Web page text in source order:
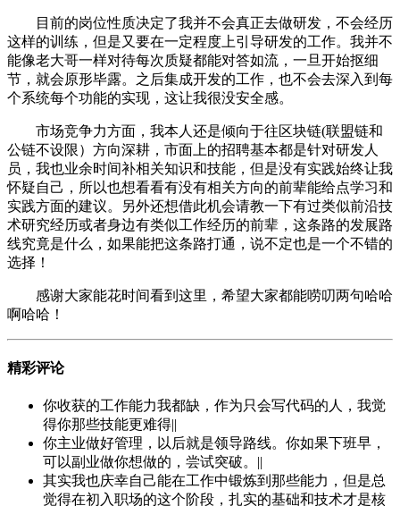
目前的岗位性质决定了我并不会真正去做研发，不会经历
这样的训练，但是又要在一定程度上引导研发的工作。我并不
能像老大哥一样对待每次质疑都能对答如流，一旦开始抠细
节，就会原形毕露。之后集成开发的工作，也不会去深入到每
个系统每个功能的实现，这让我很没安全感。
市场竞争力方面，我本人还是倾向于往区块链(联盟链和
公链不设限）方向深耕，市面上的招聘基本都是针对研发人
员，我也业余时间补相关知识和技能，但是没有实践始终让我
怀疑自己，所以也想看看有没有相关方向的前辈能给点学习和
实践方面的建议。另外还想借此机会请教一下有过类似前沿技
术研究经历或者身边有类似工作经历的前辈，这条路的发展路
线究竟是什么，如果能把这条路打通，说不定也是一个不错的
选择！
感谢大家能花时间看到这里，希望大家都能唠叨两句哈哈
啊哈哈！
精彩评论
你收获的工作能力我都缺，作为只会写代码的人，我觉
得你那些技能更难得||
你主业做好管理，以后就是领导路线。你如果下班早，
可以副业做你想做的，尝试突破。||
其实我也庆幸自己能在工作中锻炼到那些能力，但是总
觉得在初入职场的这个阶段，扎实的基础和技术才是核